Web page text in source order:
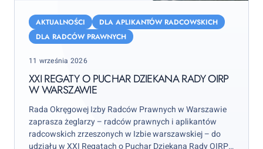
Regaty
Dziekana
Rady
OIRP
Warszawie
AKTUALNOŚCI
DLA APLIKANTÓW RADCOWSKICH
DLA RADCÓW PRAWNYCH
Posted
11 września 2026
XXI REGATY O PUCHAR DZIEKANA RADY OIRP
W WARSZAWIE
Rada Okręgowej Izby Radców Prawnych w Warszawie
zaprasza żeglarzy – radców prawnych i aplikantów
radcowskich zrzeszonych w Izbie warszawskiej – do